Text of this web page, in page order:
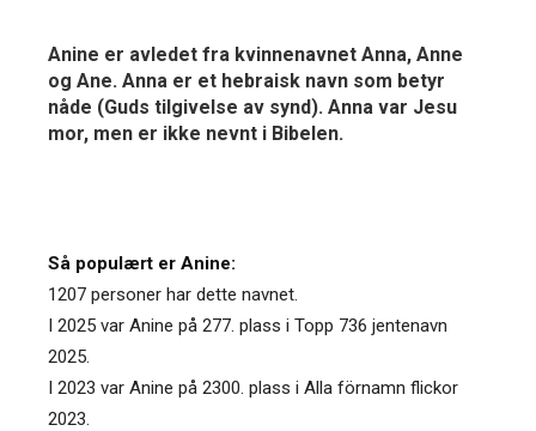
Anine er avledet fra kvinnenavnet Anna, Anne
og Ane. Anna er et hebraisk navn som betyr
nåde (Guds tilgivelse av synd). Anna var Jesu
mor, men er ikke nevnt i Bibelen.
Så populært er Anine:
1207 personer har dette navnet.
I 2025 var Anine på 277. plass i Topp 736 jentenavn
2025.
I 2023 var Anine på 2300. plass i Alla förnamn flickor
2023.